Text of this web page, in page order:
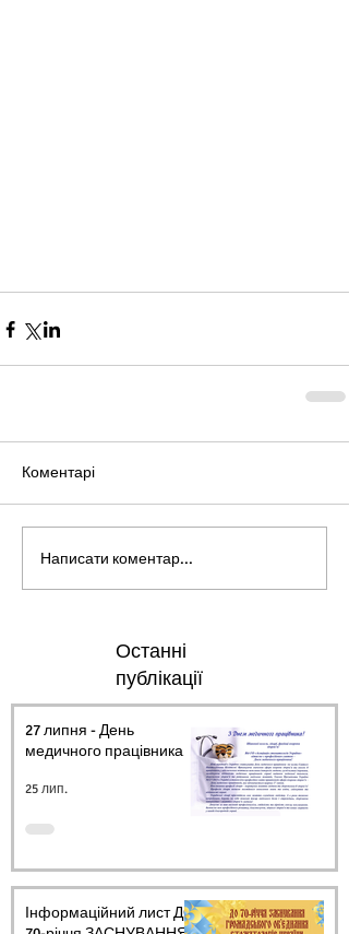
Коментарі
Написати коментар...
Останні
публікації
27 липня - День
медичного працівника.
25 лип.
Інформаційний лист ДО